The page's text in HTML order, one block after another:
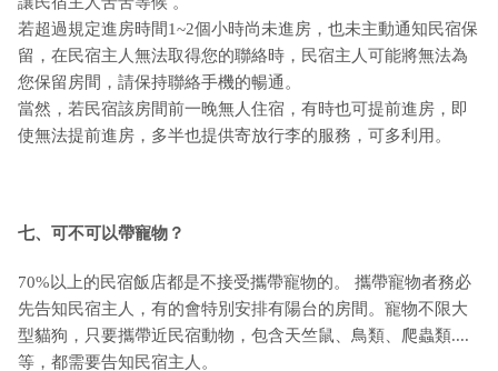
若超過規定進房時間1~2個小時尚未進房，也未主動通知民宿保
留，在民宿主人無法取得您的聯絡時，民宿主人可能將無法為
您保留房間，請保持聯絡手機的暢通。
當然，若民宿該房間前一晚無人住宿，有時也可提前進房，即
使無法提前進房，多半也提供寄放行李的服務，可多利用。
七、可不可以帶寵物？
70%以上的民宿飯店都是不接受攜帶寵物的。 攜帶寵物者務必
先告知民宿主人，有的會特別安排有陽台的房間。寵物不限大
型貓狗，只要攜帶近民宿動物，包含天竺鼠、鳥類、爬蟲類....
等，都需要告知民宿主人。